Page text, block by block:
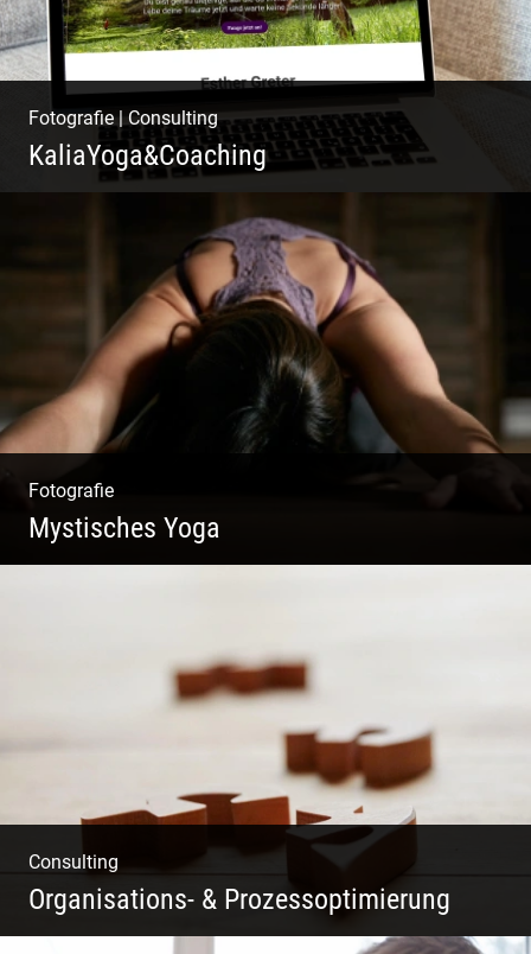
Fotografie|Consulting
KaliaYoga&Coaching
Pint- & Webdesign, Fotografie & Corporate-
Fotografie
Mystisches Yoga
Consulting
Organisations- & Prozessoptimierung